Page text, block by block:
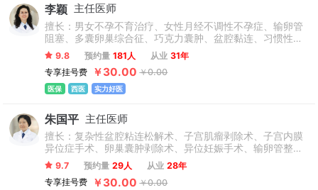
李颖 主任医师
擅长：男女不孕不育治疗、女性月经不调性不孕症、输卵管
阻塞、多囊卵巢综合征、巧克力囊肿、盆腔黏连、习惯性流
产、排卵障碍、子宫内膜异位症、宫腔粘连、盆腔炎症性不
孕症、卵巢早衰、染色体异常、宫外孕等问题、以及男性精
液不液化、少精弱精、性功能障碍等。
9.8 预约量 181人 从业 31年
专享挂号费
￥30.00 ￥0.00
医保 西医 实力好医
朱国平 主任医师
擅长：复杂性盆腔粘连松解术、子宫肌瘤剥除术、子宫内膜
异位症手术、卵巢囊肿剥除术、异位妊娠手术、输卵管整形
造口再通术、输卵管吻合术等引起不孕症的妇科手术，长
宫、腹腔镜联合技术诊疗效果好。
9.7 预约量 29人 从业 28年
专享挂号费
￥30.00 ￥0.00